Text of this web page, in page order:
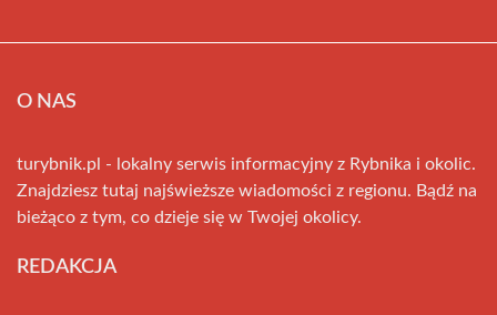
O NAS
turybnik.pl - lokalny serwis informacyjny z Rybnika i okolic.
Znajdziesz tutaj najświeższe wiadomości z regionu. Bądź na
bieżąco z tym, co dzieje się w Twojej okolicy.
REDAKCJA